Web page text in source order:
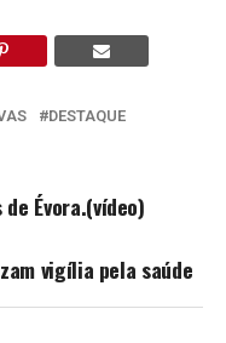
DESTAQUE
Évora.(vídeo)
vigília pela saúde